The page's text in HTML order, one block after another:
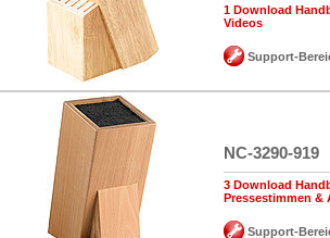
1 Download
Videos
Support-
NC-3290-919
3 Download
Pressestimmen &
Support-